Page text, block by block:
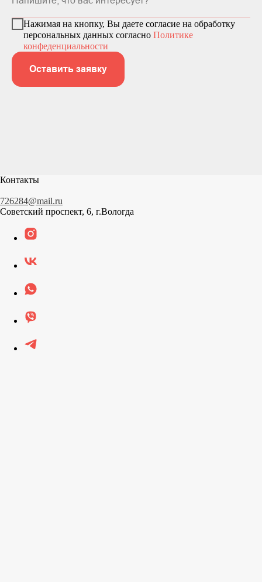
Нажимая на кнопку, Вы даете согласие на обработку
персональных данных согласно Политике
конфеденциальности
Оставить заявку
Контакты
726284@mail.ru
Советский проспект, 6, г.Вологда